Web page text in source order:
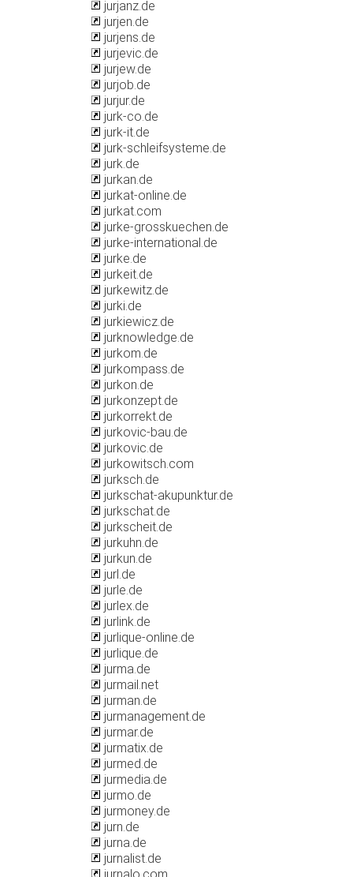
jurjanz.de
jurjen.de
jurjens.de
jurjevic.de
jurjew.de
jurjob.de
jurjur.de
jurk-co.de
jurk-it.de
jurk-schleifsysteme.de
jurk.de
jurkan.de
jurkat-online.de
jurkat.com
jurke-grosskuechen.de
jurke-international.de
jurke.de
jurkeit.de
jurkewitz.de
jurki.de
jurkiewicz.de
jurknowledge.de
jurkom.de
jurkompass.de
jurkon.de
jurkonzept.de
jurkorrekt.de
jurkovic-bau.de
jurkovic.de
jurkowitsch.com
jurksch.de
jurkschat-akupunktur.de
jurkschat.de
jurkscheit.de
jurkuhn.de
jurkun.de
jurl.de
jurle.de
jurlex.de
jurlink.de
jurlique-online.de
jurlique.de
jurma.de
jurmail.net
jurman.de
jurmanagement.de
jurmar.de
jurmatix.de
jurmed.de
jurmedia.de
jurmo.de
jurmoney.de
jurn.de
jurna.de
jurnalist.de